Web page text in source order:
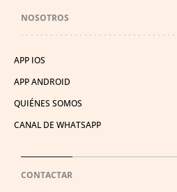
NOSOTROS
APP IOS
APP ANDROID
QUIÉNES SOMOS
CANAL DE WHATSAPP
CONTACTAR